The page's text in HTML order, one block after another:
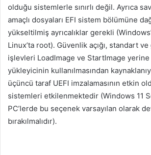
olduğu sistemlerle sınırlı değil. Ayrıca
amaçlı dosyaları EFI sistem bölümüne
yükseltilmiş ayrıcalıklar gerekli
Linux’ta root). Güvenlik açığı, standart
işlevleri LoadImage ve StartImage
yükleyicinin kullanılmasından
üçüncü taraf UEFI imzalamasının etkin
sistemleri etkilenmektedir (Windows 11
PC’lerde bu seçenek varsayılan olarak
bırakılmalıdır).